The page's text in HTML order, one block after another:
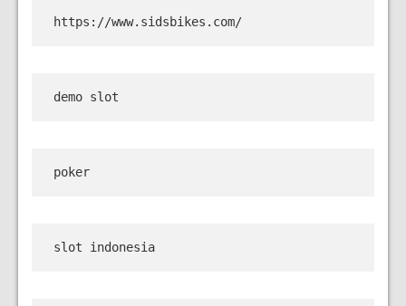
https://www.sidsbikes.com/
demo slot
poker
slot indonesia